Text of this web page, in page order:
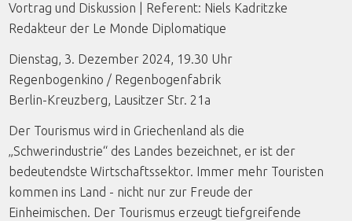
Vortrag und Diskussion | Referent: Niels Kadritzke
Redakteur der Le Monde Diplomatique
Dienstag, 3. Dezember 2024, 19.30 Uhr
Regenbogenkino / Regenbogenfabrik
Berlin-Kreuzberg, Lausitzer Str. 21a
Der Tourismus wird in Griechenland als die
„Schwerindustrie“ des Landes bezeichnet, er ist der
bedeutendste Wirtschaftssektor. Immer mehr Touristen
kommen ins Land - nicht nur zur Freude der
Einheimischen. Der Tourismus erzeugt tiefgreifende